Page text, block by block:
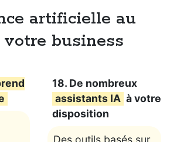
artificielle au
business
18. De nombreux
assistants IA à votre
disposition
Des outils basés sur